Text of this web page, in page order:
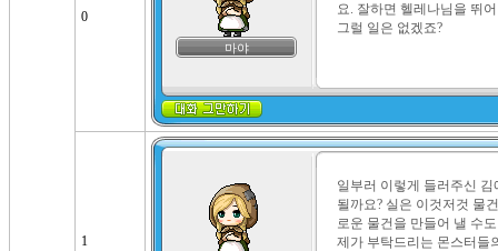
0
마야
요. 잘하면 헬레나님을 뛰
그럴 일은 없겠죠?
1
일부러 이렇게 들러주신
될까요? 실은 이것저것 물
로운 물건을 만들어 낼 수
제가 부탁드리는 몬스터들